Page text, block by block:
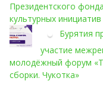
Президентского фонда
культурных инициатив
Бурятия
участие
молодёжный форум
сборки. Чукотка»